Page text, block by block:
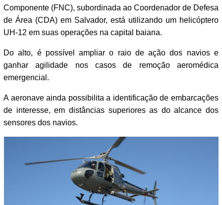
Componente (FNC), subordinada ao Coordenador de Defesa
de Área (CDA) em Salvador, está utilizando um helicóptero
UH-12 em suas operações na capital baiana.
Do alto, é possível ampliar o raio de ação dos navios e
ganhar agilidade nos casos de remoção aeromédica
emergencial.
A aeronave ainda possibilita a identificação de embarcações
de interesse, em distâncias superiores as do alcance dos
sensores dos navios.